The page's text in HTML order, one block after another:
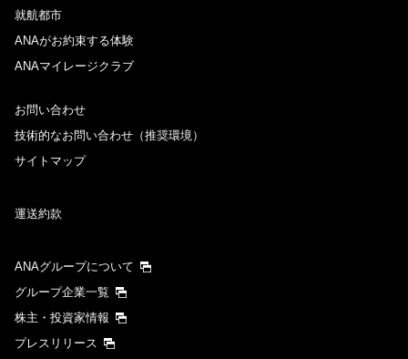
就航都市
ANAがお約束する体験
ANAマイレージクラブ
お問い合わせ
技術的なお問い合わせ（推奨環境）
サイトマップ
運送約款
ANAグループについて
グループ企業一覧
株主・投資家情報
プレスリリース